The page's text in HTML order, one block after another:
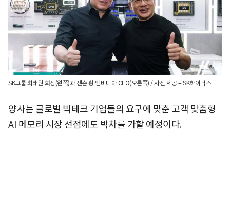
SK그룹 최태원 회장(왼쪽)과 젠슨 황 엔비디아 CEO(오른쪽) / 사진 제공 = SK하이닉스
양사는 글로벌 빅테크 기업들의 요구에 맞춘 고객 맞춤형
AI 메모리 시장 선점에도 박차를 가할 예정이다.